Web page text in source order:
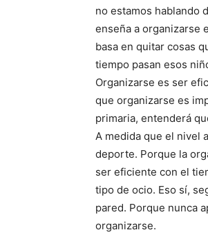
no estamos hablando
enseña a organizarse
basa en quitar cosas
tiempo pasan esos
Organizarse es ser
que organizarse es
primaria, entenderá
A medida que el nivel
deporte. Porque la
ser eficiente con el
tipo de ocio. Eso sí,
pared. Porque nunca
organizarse.